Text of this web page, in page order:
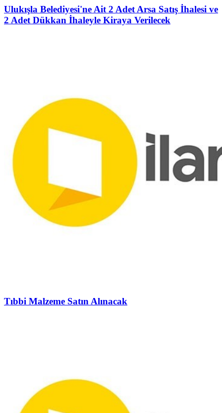
Ulukışla Belediyesi'ne Ait 2 Adet Arsa Satış İhalesi ve
2 Adet Dükkan İhaleyle Kiraya Verilecek
Tıbbi Malzeme Satın Alınacak